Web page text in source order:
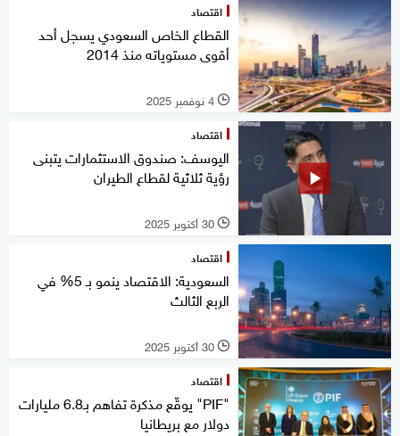
اقتصاد
القطاع الخاص السعودي يسجل أحد
أقوى مستوياته منذ 2014
l 4 نوفمبر 2025
اقتصاد
اليوسف: صندوق الاستثمارات يتبنى
رؤية ثلاثية لقطاع الطيران
l 30 أكتوبر 2025
اقتصاد
السعودية: الاقتصاد ينمو بـ 5% في
الربع الثالث
l 30 أكتوبر 2025
اقتصاد
"PIF" يوقّع مذكرة تفاهم بـ6.8 مليارات
دولار مع بريطانيا